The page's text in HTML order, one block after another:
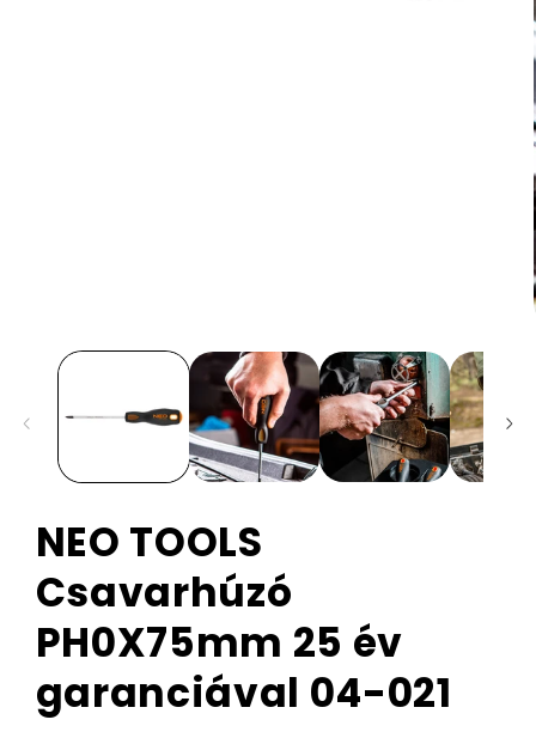
NEO TOOLS
Csavarhúzó
PH0X75mm 25 év
garanciával 04-021